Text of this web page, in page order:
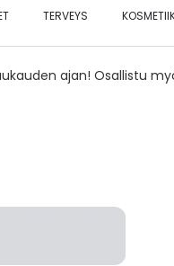
TERVEYS
ajan! Osallistu